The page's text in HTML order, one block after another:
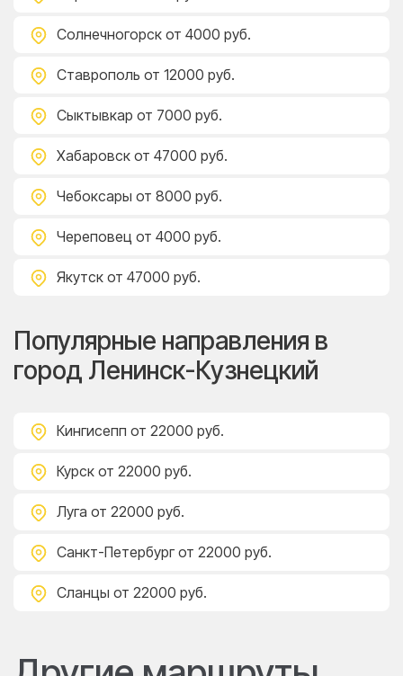
Солнечногорск от 4000 руб.
Ставрополь от 12000 руб.
Сыктывкар от 7000 руб.
Хабаровск от 47000 руб.
Чебоксары от 8000 руб.
Череповец от 4000 руб.
Якутск от 47000 руб.
Популярные направления в
город Ленинск-Кузнецкий
Кингисепп от 22000 руб.
Курск от 22000 руб.
Луга от 22000 руб.
Санкт-Петербург от 22000 руб.
Сланцы от 22000 руб.